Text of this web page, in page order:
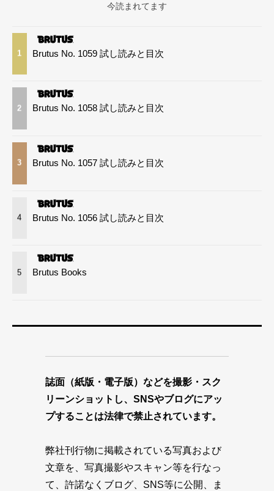
今読まれてます
1 Brutus No. 1059 試し読みと目次
2 Brutus No. 1058 試し読みと目次
3 Brutus No. 1057 試し読みと目次
4 Brutus No. 1056 試し読みと目次
5 Brutus Books
誌面（紙版・電子版）などを撮影・スク
リーンショットし、SNSやブログにアッ
プすることは法律で禁止されています。
弊社刊行物に掲載されている写真および
文章を、写真撮影やスキャン等を行なっ
て、許諾なくブログ、SNS等に公開、ま